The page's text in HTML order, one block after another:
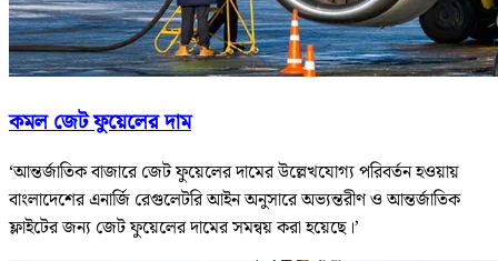
কমল জেট ফুয়েলের দাম
‘আন্তর্জাতিক বাজারে জেট ফুয়েলের দামের উল্লেখযোগ্য পরিবর্তন হওয়ায়
বাংলাদেশের এনার্জি রেগুলেটরি আইন অনুসারে অভ্যন্তরীণ ও আন্তর্জাতিক
ফ্লাইটের জন্য জেট ফুয়েলের দামের সমন্বয় করা হয়েছে।’